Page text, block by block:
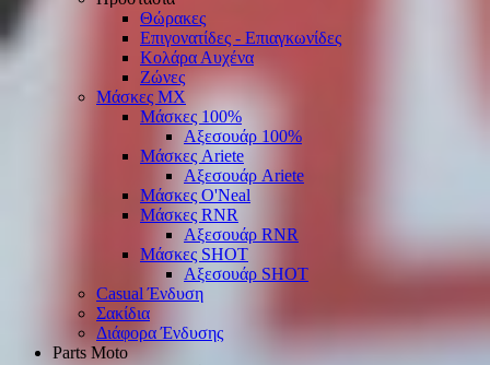
Θώρακες
Επιγονατίδες - Επιαγκωνίδες
Κολάρα Αυχένα
Ζώνες
Μάσκες ΜΧ
Μάσκες 100%
Αξεσουάρ 100%
Μάσκες Ariete
Αξεσουάρ Ariete
Μάσκες O'Neal
Μάσκες RNR
Αξεσουάρ RNR
Μάσκες SHOT
Αξεσουάρ SHOT
Casual Ένδυση
Σακίδια
Διάφορα Ένδυσης
Parts Moto